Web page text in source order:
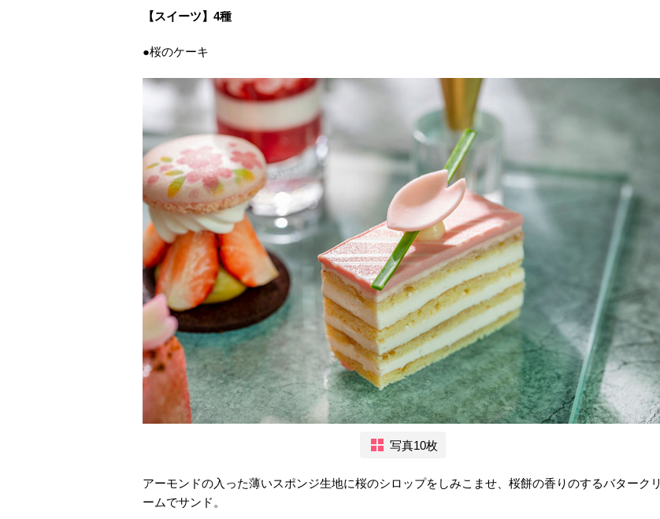
【スイーツ】4種
●桜のケーキ
写真10枚
アーモンドの入った薄いスポンジ生地に桜のシロップをしみこませ、桜餅の香りのするバタークリ
ームでサンド。